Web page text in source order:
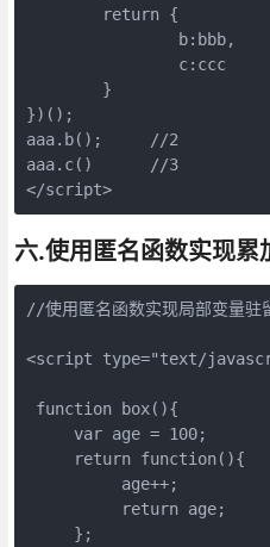
        return {
b:bbb,
                c:ccc
        }
})();
aaa.b();     //2
aaa.c()      //3
</script>
六.使用匿名函数实现累
//使用匿名函数实现局部变量驻
<script type="text/
function box(){
     var age = 100;
return function(){
          age++;
          return age;
     };